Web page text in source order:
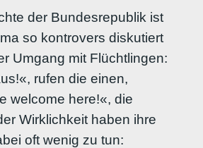
der Bundesrepublik ist
so kontrovers diskutiert
Umgang mit Flüchtlingen:
rufen die einen,
welcome here!«, die
Wirklichkeit haben ihre
oft wenig zu tun: